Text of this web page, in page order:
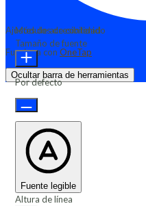
Ajustes de accesibilidad
Funciona con OneTap
Ocultar barra de herramientas
Módulos de contenido
Tamaño de fuente
Por defecto
Fuente legible
Altura de línea